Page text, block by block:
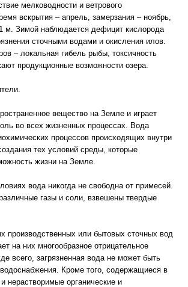
мелководности и ветрового
вскрытия – апрель, замерзания – ноябрь,
м. Зимой наблюдается дефицит кислорода
сточными водами и окисления илов.
– локальная гибель рыбы, токсичность
продукционные возможности озера.
вещество на Земле и играет
во всех жизненных процессах. Вода
процессов происходящих внутри
тех условий среды, которые
жизни на Земле.
вода никогда не свободна от примесей.
газы и соли, взвешены твердые
производственных или бытовых сточных вод
на них многообразное отрицательное
всего, загрязненная вода не может быть
Кроме того, содержащиеся в
нерастворимые органические и